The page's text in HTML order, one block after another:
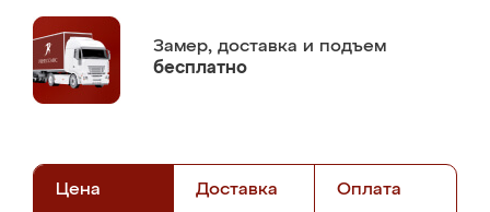
Замер, доставка и подъем
бесплатно
Цена Доставка Оплата